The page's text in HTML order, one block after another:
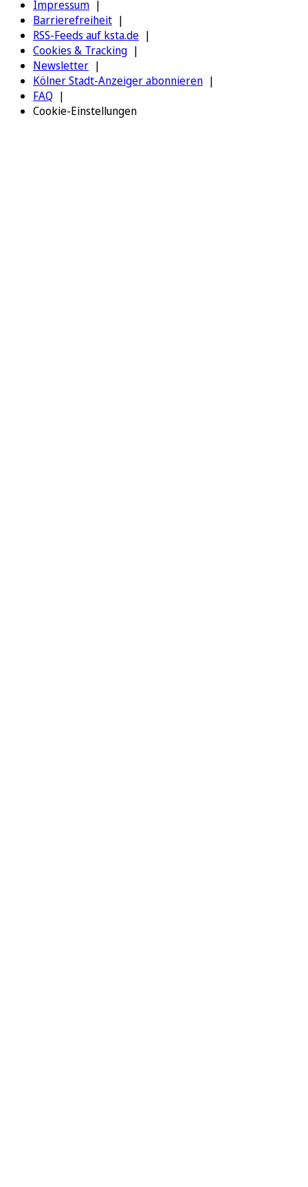
Impressum
Barrierefreiheit
RSS-Feeds auf ksta.de
Cookies & Tracking
Newsletter
Kölner Stadt-Anzeiger abonnieren
FAQ
Cookie-Einstellungen